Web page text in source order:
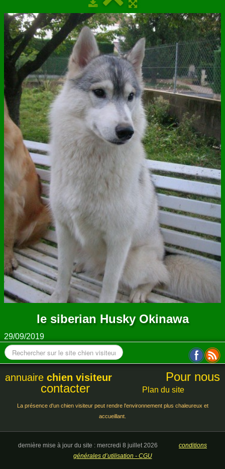
ANNUAIRE
CONTACT
le siberian Husky Okinawa
29/09/2019
annuaire chien visiteur
Pour nous
contacter
Plan du site
La présence d'un chien visiteur peut rendre l'environnement plus chaleureux et
accueillant.
dernière mise à jour du site : mercredi 8 juillet 2026 conditions
générales d’utilisation - CGU